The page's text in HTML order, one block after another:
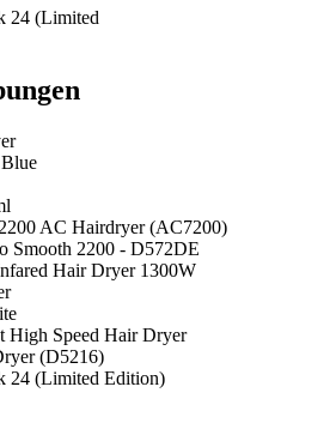
24 (Limited
AC Hairdryer (AC7200)
Smooth 2200 - D572DE
Hair Dryer 1300W
Speed Hair Dryer
(D5216)
24 (Limited Edition)